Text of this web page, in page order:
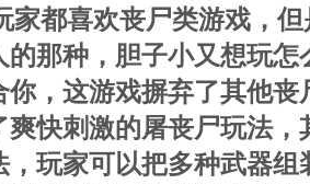
家都喜欢丧尸类游戏，
的那种，胆子小又想玩怎
你，这游戏摒弃了其他丧
爽快刺激的屠丧尸玩法，
，玩家可以把多种武器组